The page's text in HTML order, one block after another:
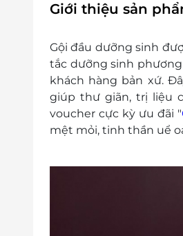
Giới thiệu sản
Gội đầu dưỡng sinh
tắc dưỡng sinh
khách hàng bản xứ.
giúp thư giãn, trị liệu
voucher cực kỳ ưu đãi "
mệt mỏi, tinh thần uể